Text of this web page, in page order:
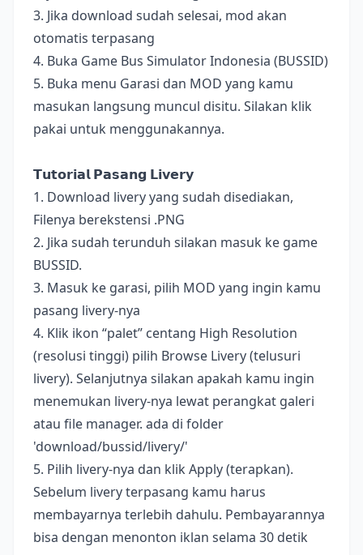
3. Jika download sudah selesai, mod akan
otomatis terpasang
4. Buka Game Bus Simulator Indonesia (BUSSID)
5. Buka menu Garasi dan MOD yang kamu
masukan langsung muncul disitu. Silakan klik
pakai untuk menggunakannya.
𝗧𝘂𝘁𝗼𝗿𝗶𝗮𝗹 𝗣𝗮𝘀𝗮𝗻𝗴 𝗟𝗶𝘃𝗲𝗿𝘆
1. Download livery yang sudah disediakan,
Filenya berekstensi .PNG
2. Jika sudah terunduh silakan masuk ke game
BUSSID.
3. Masuk ke garasi, pilih MOD yang ingin kamu
pasang livery-nya
4. Klik ikon “palet” centang High Resolution
(resolusi tinggi) pilih Browse Livery (telusuri
livery). Selanjutnya silakan apakah kamu ingin
menemukan livery-nya lewat perangkat galeri
atau file manager. ada di folder
'download/bussid/livery/'
5. Pilih livery-nya dan klik Apply (terapkan).
Sebelum livery terpasang kamu harus
membayarnya terlebih dahulu. Pembayarannya
bisa dengan menonton iklan selama 30 detik